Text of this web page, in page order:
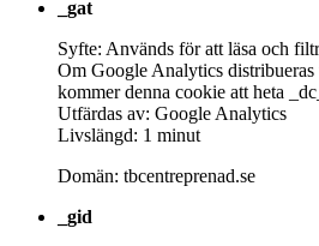
_gat
Syfte: Används för att läsa och
Om Google Analytics
kommer denna cookie att heta
Utfärdas av: Google Analytics
Livslängd: 1 minut
Domän: tbcentreprenad.se
_gid